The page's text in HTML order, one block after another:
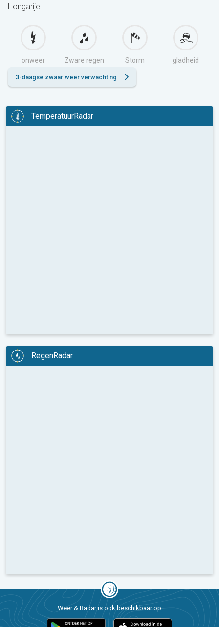
Hongarije
onweer Zware regen Storm gladheid
3-daagse zwaar weer verwachting
TemperatuurRadar
RegenRadar
Weer & Radar is ook beschikbaar op